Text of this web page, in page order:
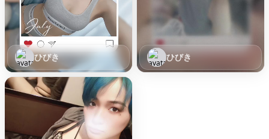
ひびき ひびき